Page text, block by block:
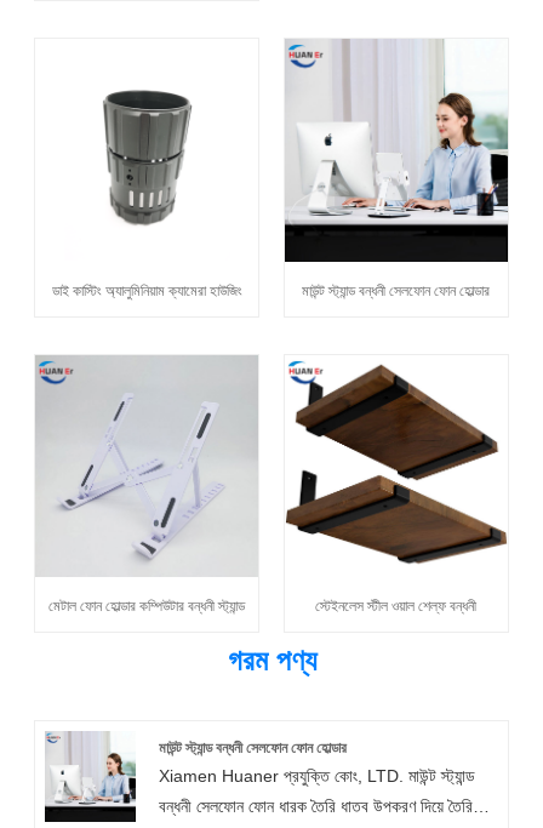
ডাই কাস্টিং অ্যালুমিনিয়াম ক্যামেরা হাউজিং মাউন্ট স্ট্যান্ড বন্ধনী সেলফোন ফোন হোল্ডার
মেটাল ফোন হোল্ডার কম্পিউটার বন্ধনী স্ট্যান্ড স্টেইনলেস স্টীল ওয়াল শেল্ফ বন্ধনী
গরম পণ্য
মাউন্ট স্ট্যান্ড বন্ধনী সেলফোন ফোন হোল্ডার
Xiamen Huaner প্রযুক্তি কোং, LTD. মাউন্ট স্ট্যান্ড
বন্ধনী সেলফোন ফোন ধারক তৈরি ধাতব উপকরণ দিয়ে তৈরি